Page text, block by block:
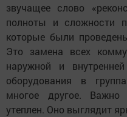
звучащее слово
полноты и сложнос­ти
которые были
Это замена всех
наружной и
оборудования в
многое другое.
утеплен. Оно выглядит